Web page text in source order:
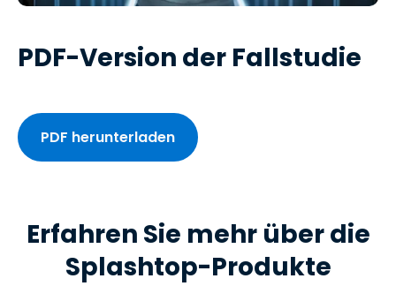
PDF-Version der Fallstudie
PDF herunterladen
Erfahren Sie mehr über die
Splashtop-Produkte